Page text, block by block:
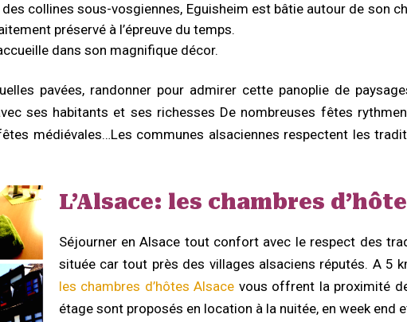
collines sous-vosgiennes, Eguisheim est bâtie autour de son
préservé à l’épreuve du temps.
dans son magnifique décor.
pavées, randonner pour admirer cette panoplie de
ses habitants et ses richesses De nombreuses fêtes
médiévales…Les communes alsaciennes respectent les
L’Alsace: les chambres
Séjourner en Alsace tout confort avec le respect des
située car tout près des villages alsaciens réputés. A 5
les chambres d’hôtes Alsace vous offrent la proximité
étage sont proposés en location à la nuitée, en week end